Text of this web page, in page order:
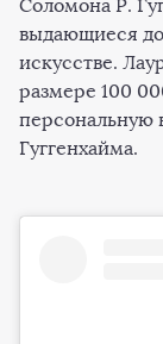
Соломона Р.
выдающиеся
искусстве.
размере 100
персональную
Гуггенхайма.